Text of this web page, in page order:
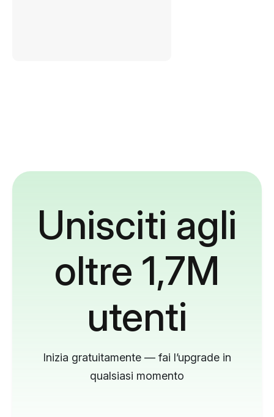
Unisciti agli
oltre 1,7M
utenti
Inizia gratuitamente — fai l’upgrade in
qualsiasi momento